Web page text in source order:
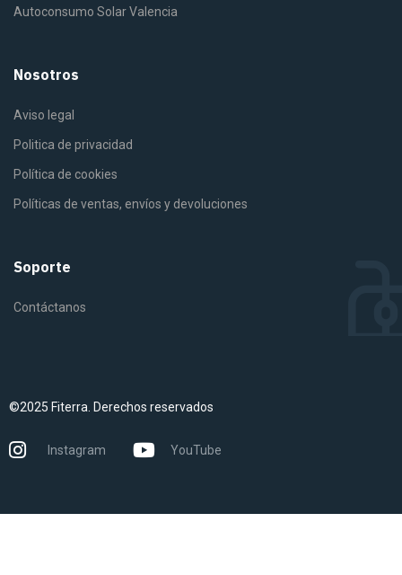
Autoconsumo Solar Valencia
Nosotros
Aviso legal
Politica de privacidad
Política de cookies
Políticas de ventas, envíos y devoluciones
Soporte
Contáctanos
©2025 Fiterra. Derechos reservados
Instagram YouTube